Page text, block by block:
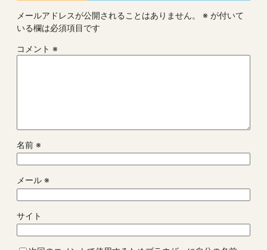
メールアドレスが公開されることはありません。 ※ が付いて
いる欄は必須項目です
コメント ※
名前 ※
メール ※
サイト